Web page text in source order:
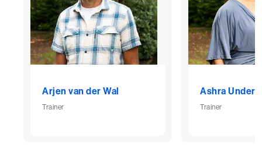
Arjen van der Wal
Trainer
Ashra
Trainer